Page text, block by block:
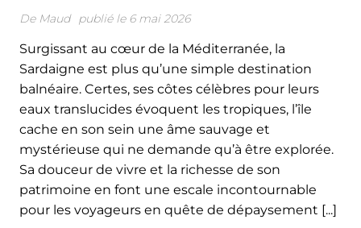
De Maud publié le 6 mai 2026
Surgissant au cœur de la Méditerranée, la
Sardaigne est plus qu’une simple destination
balnéaire. Certes, ses côtes célèbres pour leurs
eaux translucides évoquent les tropiques, l’île
cache en son sein une âme sauvage et
mystérieuse qui ne demande qu’à être explorée.
Sa douceur de vivre et la richesse de son
patrimoine en font une escale incontournable
pour les voyageurs en quête de dépaysement [...]